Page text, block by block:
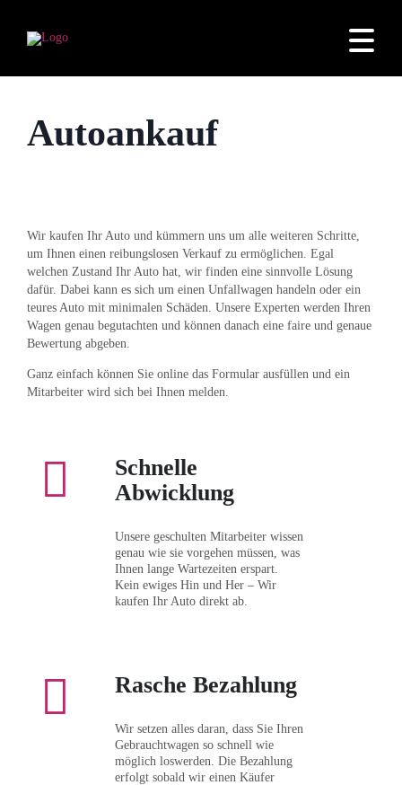
Autoankauf
Wir kaufen Ihr Auto und kümmern uns um alle weiteren Schritte,
um Ihnen einen reibungslosen Verkauf zu ermöglichen. Egal
welchen Zustand Ihr Auto hat, wir finden eine sinnvolle Lösung
dafür. Dabei kann es sich um einen Unfallwagen handeln oder ein
teures Auto mit minimalen Schäden. Unsere Experten werden Ihren
Wagen genau begutachten und können danach eine faire und genaue
Bewertung abgeben.
Ganz einfach können Sie online das Formular ausfüllen und ein
Mitarbeiter wird sich bei Ihnen melden.
Schnelle
Abwicklung
Unsere geschulten Mitarbeiter wissen
genau wie sie vorgehen müssen, was
Ihnen lange Wartezeiten erspart.
Kein ewiges Hin und Her – Wir
kaufen Ihr Auto direkt ab.
Rasche Bezahlung
Wir setzen alles daran, dass Sie Ihren
Gebrauchtwagen so schnell wie
möglich loswerden. Die Bezahlung
erfolgt sobald wir einen Käufer